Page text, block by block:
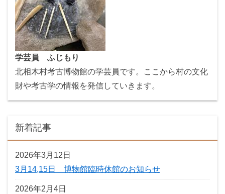
学芸員 ふじもり
北相木村考古博物館の学芸員です。ここから村の文化
財や考古学の情報を発信していきます。
新着記事
2026年3月12日
3月14,15日 博物館臨時休館のお知らせ
2026年2月4日